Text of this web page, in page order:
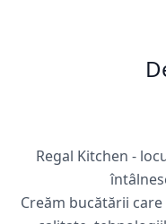
Regal Kitchen -
Creăm bucătării